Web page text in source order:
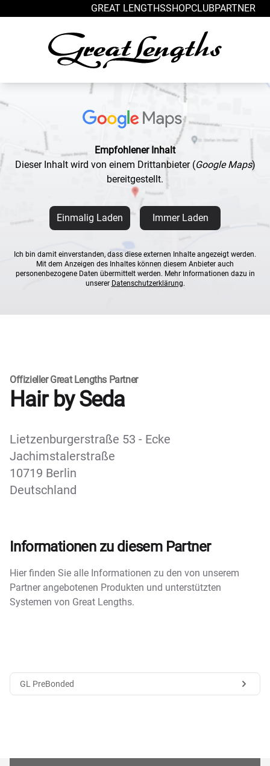
GREAT LENGTHSSHOPCLUBPARTNER
Empfohlener Inhalt
Dieser Inhalt wird von einem Drittanbieter (Google Maps)
bereitgestellt.
Einmalig Laden Immer Laden
Ich bin damit einverstanden, dass diese externen Inhalte angezeigt werden.
Mit dem Anzeigen des Inhaltes können diesem Anbieter auch
personenbezogene Daten übermittelt werden. Mehr Informationen dazu in
unserer Datenschutzerklärung.
Offizieller Great Lengths Partner
Hair by Seda
Lietzenburgerstraße 53 - Ecke
Jachimstalerstraße
10719 Berlin
Deutschland
Informationen zu diesem Partner
Hier finden Sie alle Informationen zu den von unserem
Partner angebotenen Produkten und unterstützten
Systemen von Great Lengths.
GL PreBonded